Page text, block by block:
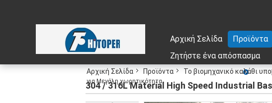
Αρχική Σελίδα Προϊόντα
Ζητήστε ένα απόσπασμα
Αρχική Σελίδα Προϊόντα Το βιομηχανικό καλάθι
για Μεγάλη χωρητικότητα
304 / 316L Material High Speed Industrial